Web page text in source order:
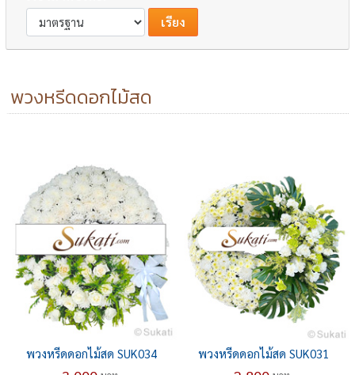
พวงหรีดดอกไม้สด
พวงหรีดดอกไม้สด SUK034 พวงหรีดดอกไม้สด SUK031